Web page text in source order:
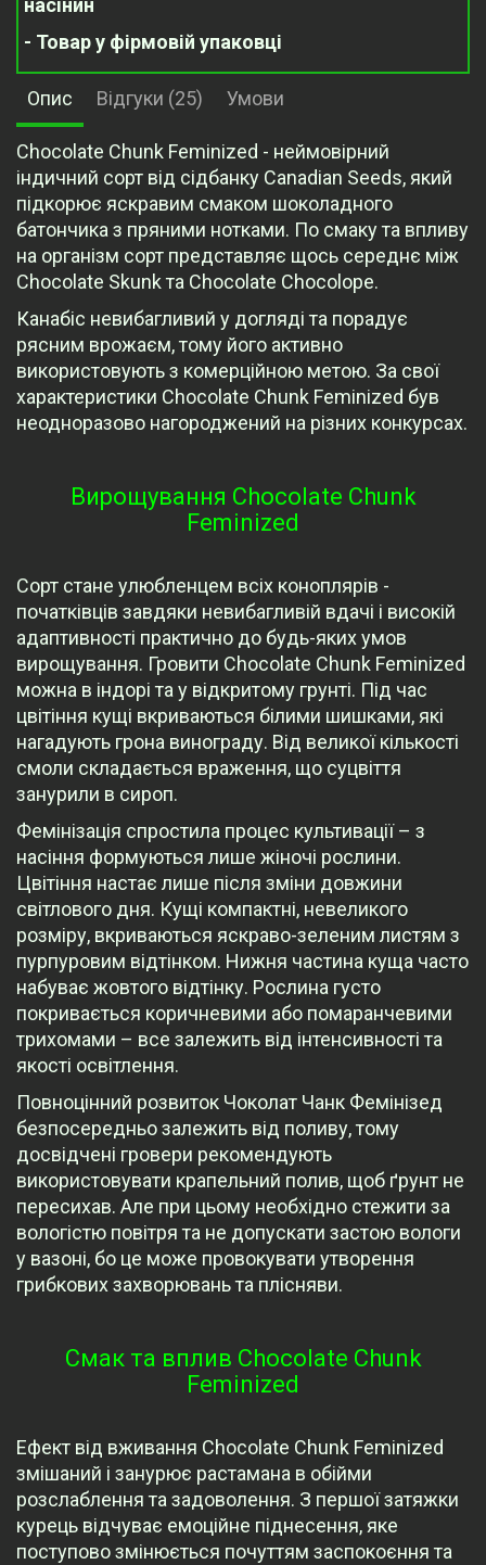
насінин
- Товар у фірмовій упаковці
Опис Відгуки (25) Умови
Chocolate Chunk Feminized - неймовірний
індичний сорт від сідбанку Canadian Seeds, який
підкорює яскравим смаком шоколадного
батончика з пряними нотками. По смаку та впливу
на організм сорт представляє щось середнє між
Chocolate Skunk та Chocolate Chocolope.
Канабіс невибагливий у догляді та порадує
рясним врожаєм, тому його активно
використовують з комерційною метою. За свої
характеристики Chocolate Chunk Feminized був
неодноразово нагороджений на різних конкурсах.
Вирощування Chocolate Chunk
Feminized
Сорт стане улюбленцем всіх коноплярів -
початківців завдяки невибагливій вдачі і високій
адаптивності практично до будь-яких умов
вирощування. Гровити Chocolate Chunk Feminized
можна в індорі та у відкритому грунті. Під час
цвітіння кущі вкриваються білими шишками, які
нагадують грона винограду. Від великої кількості
смоли складається враження, що суцвіття
занурили в сироп.
Фемінізація спростила процес культивації – з
насіння формуються лише жіночі рослини.
Цвітіння настає лише після зміни довжини
світлового дня. Кущі компактні, невеликого
розміру, вкриваються яскраво-зеленим листям з
пурпуровим відтінком. Нижня частина куща часто
набуває жовтого відтінку. Рослина густо
покривається коричневими або помаранчевими
трихомами – все залежить від інтенсивності та
якості освітлення.
Повноцінний розвиток Чоколат Чанк Фемінізед
безпосередньо залежить від поливу, тому
досвідчені гровери рекомендують
використовувати крапельний полив, щоб ґрунт не
пересихав. Але при цьому необхідно стежити за
вологістю повітря та не допускати застою вологи
у вазоні, бо це може провокувати утворення
грибкових захворювань та плісняви.
Смак та вплив Chocolate Chunk
Feminized
Ефект від вживання Chocolate Chunk Feminized
змішаний і занурює растамана в обійми
розслаблення та задоволення. З першої затяжки
курець відчуває емоційне піднесення, яке
поступово змінюється почуттям заспокоєння та